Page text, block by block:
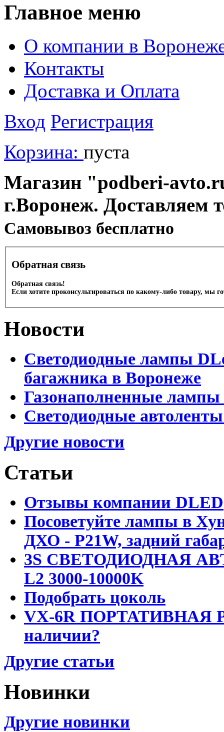
Главное меню
О компании в
Контакты
Доставка и Оплата
Вход Регистрация
Корзина: пуста
Магазин "podberi-
г.Воронеж. Доставляем
Cамовывоз бесплатно
Обратная связь
Обратная связь!
Если хотите проконсультироваться по какому-либо товару, мы
Новости
Светодиодные лампы
багажника в Воронеже
Газонаполненные
Светодиодные
Другие новости
Статьи
Отзывы компании DLED
Посоветуйте лампы в
ДХО - P21W, задний
3S СВЕТОДИОДНАЯ
L2 3000-10000K
Подобрать цоколь
VX-6R ПОРТАТИВНАЯ
наличии?
Другие статьи
Новинки
Другие новинки